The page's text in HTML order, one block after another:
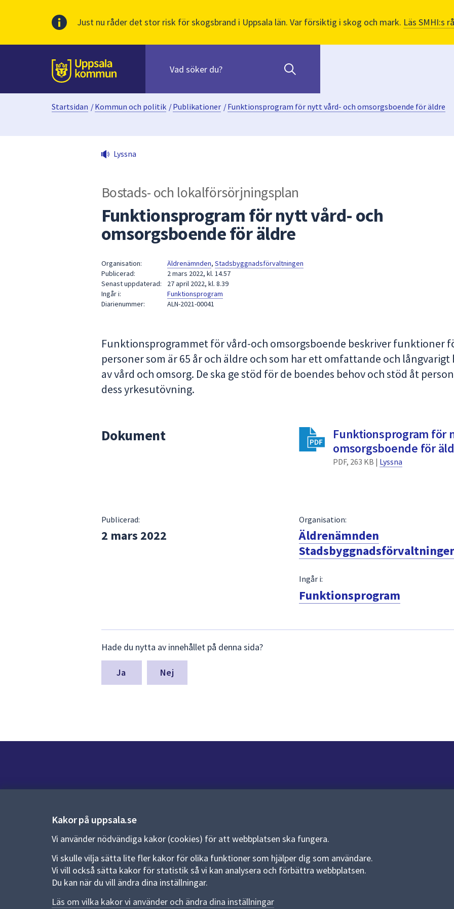
Just nu råder det stor risk för skogsbrand i Uppsala län. Var försiktig i skog och mark. Läs SMHI:s
Till sidans
huvudinnehåll
innehåll
När
sökförslag
att
presenteras
under
fältet.
piltangenterna
för
navigera
och
enter
för
att
välja
Kakor på uppsala.se
Vi använder nödvändiga kakor (cookies) för att webbplatsen ska fungera.
Vi skulle vilja sätta lite fler kakor för olika funktioner som hjälper dig som användare.
Vi vill också sätta kakor för statistik så vi kan analysera och förbättra webbplatsen.
Du kan när du vill ändra dina inställningar.
Läs om vilka kakor vi använder och ändra dina inställningar
Startsidan /Kommun och politik /Publikationer /Funktionsprogram för nytt vård- och omsorgsboende för äldre
Lyssna
Bostads- och lokalförsörjningsplan
Funktionsprogram för nytt vård- och
omsorgsboende för äldre
Organisation: Äldrenämnden, Stadsbyggnadsförvaltningen
Publicerad:
2 mars 2022, kl. 14.57
Senast uppdaterad:
27 april 2022, kl. 8.39
Ingår i:
Funktionsprogram
Diarienummer:
ALN-2021-00041
Funktionsprogrammet för vård-och omsorgsboende beskriver funktioner
personer som är 65 år och äldre och som har ett omfattande och långvarigt
av vård och omsorg. De ska ge stöd för de boendes behov och stöd åt
dess yrkesutövning.
Dokument
Funktionsprogram för
omsorgsboende för
PDF, 263 KB | Lyssna
Publicerad:
2 mars 2022
Organisation:
Äldrenämnden
Ingår i:
Funktionsprogram
synpunkter
för
denna
Hade du nytta av innehållet på denna sida?
Nej
Kontaktcenter:018-727 00 00
E-post:uppsala.kommun@uppsala.se
Fler kontaktvägar
Pressrum
Allmänna handlingar och diarium
Behandling av personuppgifter
Kakor
Språk (other languages)